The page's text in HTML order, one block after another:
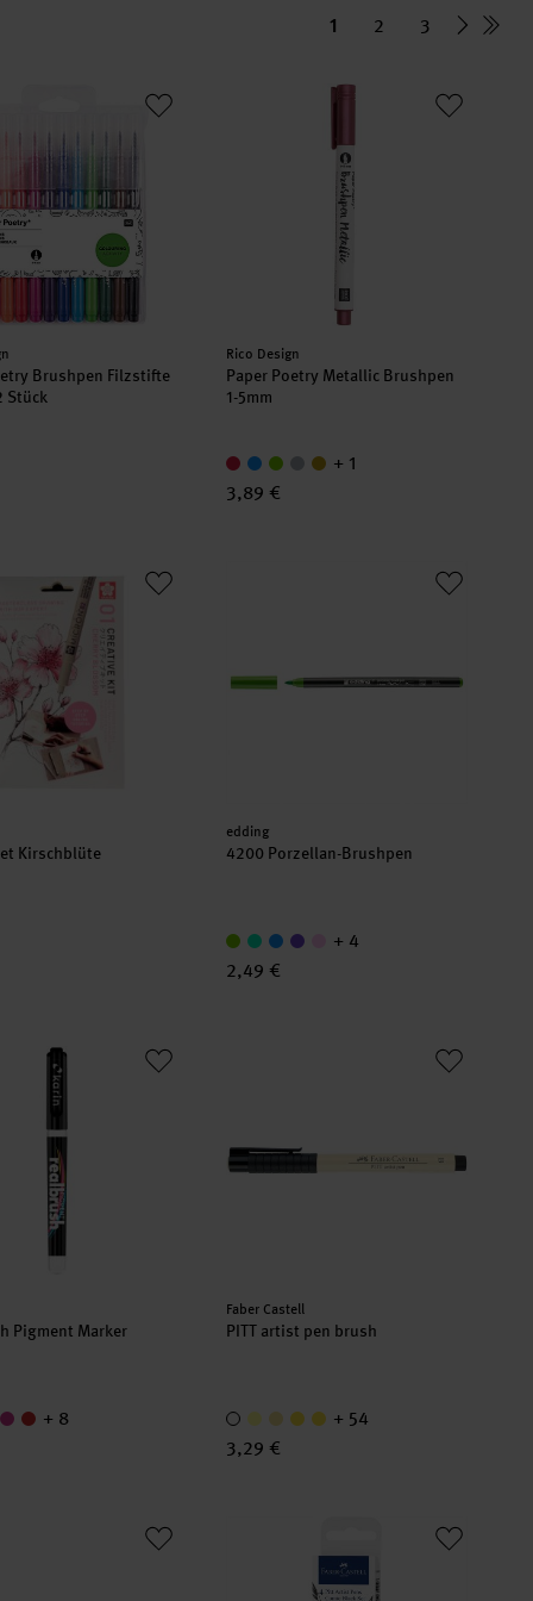
1 2 3
Brushpen Filzstifte
Stück
Paper Poetry Metallic Brushpen 1-
Hersteller:
Rico Design
Paper Poetry Metallic Brushpen
1-5mm
+ 1
3,89 €
Kirschblüte
Hersteller:
edding
4200 Porzellan-Brushpen
+ 4
2,49 €
Pigment Marker
+ 8
Hersteller:
Faber Castell
PITT artist pen brush
+ 54
3,29 €